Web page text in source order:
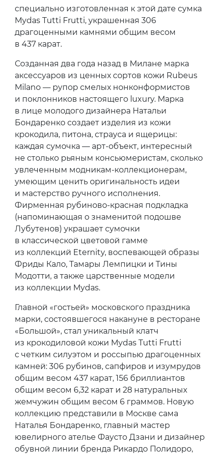
специально изготовленная к этой дате сумка
Mydas Tutti Frutti, украшенная 306
драгоценными камнями общим весом
в 437 карат.
Созданная два года назад в Милане марка
аксессуаров из ценных сортов кожи Rubeus
Milano — рупор смелых нонконформистов
и поклонников настоящего luxury. Марка
в лице молодого дизайнера Натальи
Бондаренко создает изделия из кожи
крокодила, питона, страуса и ящерицы:
каждая сумочка — арт-объект, интересный
не столько рьяным консьюмеристам, сколько
увлеченным модникам-коллекционерам,
умеющим ценить оригинальность идеи
и мастерство ручного исполнения.
Фирменная рубиново-красная подкладка
(напоминающая о знаменитой подошве
Лубутенов) украшает сумочки
в классической цветовой гамме
из коллекций Eternity, воспевающей образы
Фриды Кало, Тамары Лемпицки и Тины
Модотти, а также царственные модели
из коллекции Mydas.
Главной «гостьей» московского праздника
марки, состоявшегося накануне в ресторане
«Большой», стал уникальный клатч
из крокодиловой кожи Mydas Tutti Frutti
с четким силуэтом и россыпью драгоценных
камней: 306 рубинов, сапфиров и изумрудов
общим весом 437 карат, 156 бриллиантов
общим весом 6,32 карат и 28 натуральных
жемчужин общим весом 6 граммов. Новую
коллекцию представили в Москве сама
Наталья Бондаренко, главный мастер
ювелирного ателье Фаусто Дзани и дизайнер
обувной линии бренда Рикардо Полидоро,